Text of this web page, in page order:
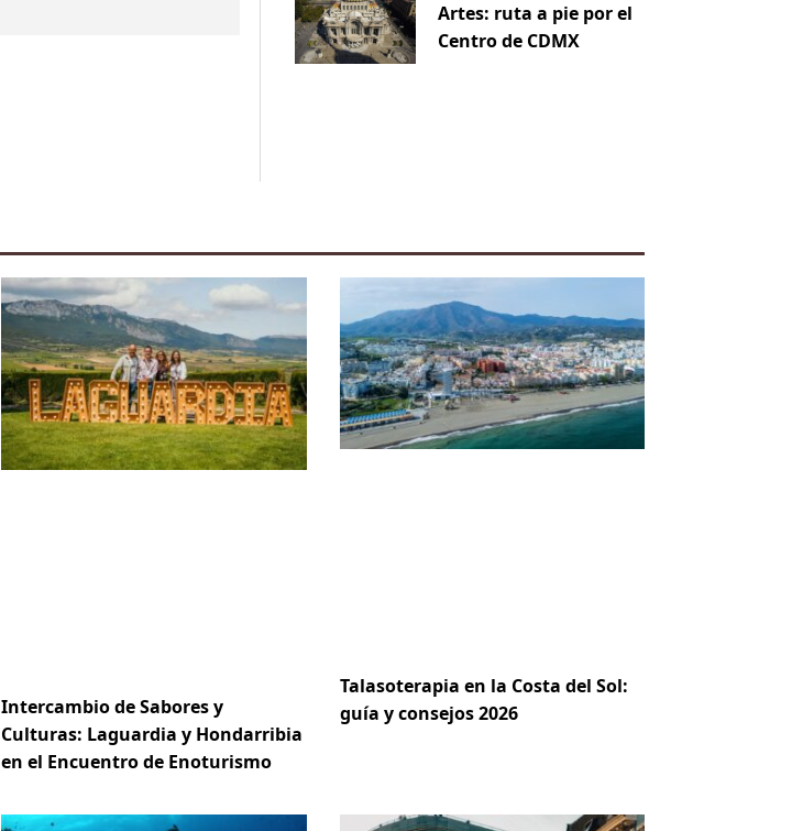
Artes: ruta a pie por el
Centro de CDMX
Intercambio de Sabores y
Culturas: Laguardia y Hondarribia
en el Encuentro de Enoturismo
Talasoterapia en la Costa del Sol:
guía y consejos 2026